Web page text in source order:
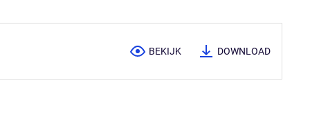
BEKIJK DOWNLOAD